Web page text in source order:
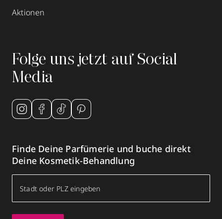
Aktionen
Folge uns jetzt auf Social
Media
Finde Deine Parfümerie und buche direkt
Deine Kosmetik-Behandlung